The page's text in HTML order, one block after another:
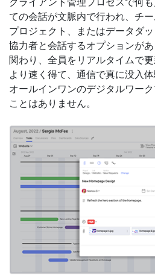
ての会話が文脈内で行われ、チ
プロジェクト、またはデータダ
協力者と会話するオプションが
関わり、全員をリアルタイムで
より速く得て、通信で真に没入
オールインワンのデジタルワー
ことはありません。